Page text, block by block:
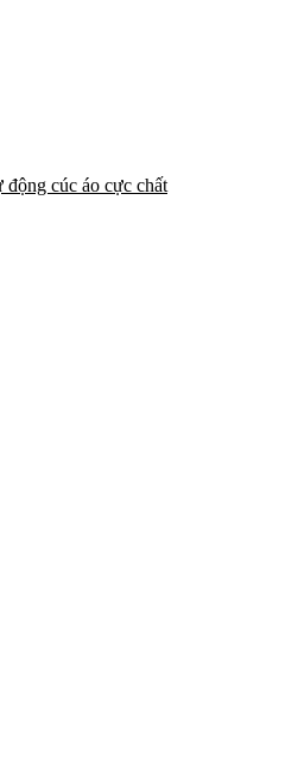
cúc áo cực chất